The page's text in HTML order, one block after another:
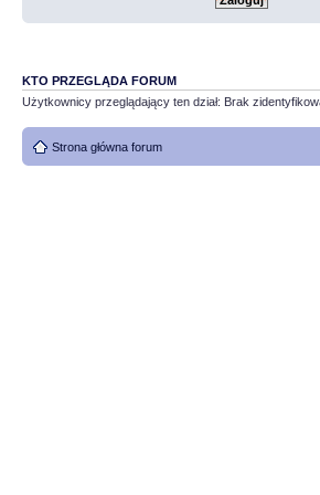
KTO PRZEGLĄDA FORUM
Użytkownicy przeglądający ten dział: Brak
Strona główna forum